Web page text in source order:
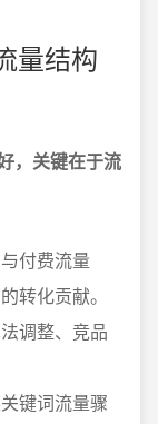
量结构
，关键在于流
付费流量
转化贡献。
调整、竞品
键词流量骤